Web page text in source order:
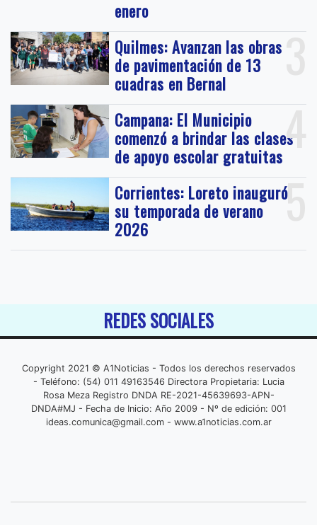
enero
3
Quilmes: Avanzan las obras
de pavimentación de 13
cuadras en Bernal
4
Campana: El Municipio
comenzó a brindar las clases
de apoyo escolar gratuitas
5
Corrientes: Loreto inauguró
su temporada de verano
2026
REDES SOCIALES
Copyright 2021 © A1Noticias - Todos los derechos reservados
- Teléfono: (54) 011 49163546 Directora Propietaria: Lucia
Rosa Meza Registro DNDA RE-2021-45639693-APN-
DNDA#MJ - Fecha de Inicio: Año 2009 - Nº de edición: 001
ideas.comunica@gmail.com- www.a1noticias.com.ar